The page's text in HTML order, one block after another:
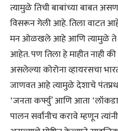
त्यामुळे तिची बाबांच्या बाबत
विसरून गेली आहे. तिला वाटत
मन ओळखले आहे आणि त्यामुळे ते
आहेत. पण तिला हे माहीत नाही
असलेल्या कोरोना व्हायरसचा
जाणवत आहे त्यामुळे देशाचे
‛जनता कर्फ्यु’ आणि आता
पालन सर्वांनीच करावे म्हणून